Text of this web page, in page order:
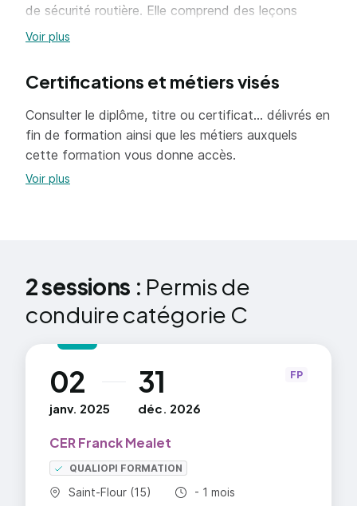
de sécurité routière. Elle comprend des leçons
théoriques et des tests.
conducteur, afin de ne mettre en danger ni sa
propre sécurité ni celle des autres.
L'enseignement porte sur la manipulation et la
maîtrise du véhicule hors et en circulation ainsi que
sur le comportement en circulation.
Voir plus
Certifications et métiers visés
Consulter le diplôme, titre ou certificat... délivrés en
fin de formation ainsi que les métiers auxquels
cette formation vous donne accès.
Voir plus
2 sessions : Permis de
conduire catégorie C
02
janv. 2025
au 31
déc. 2026
CER Franck Mealet
QUALIOPI FORMATION
Commune :
Saint-Flour (15) Durée totale :
- 1 mois
FP